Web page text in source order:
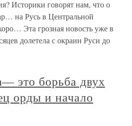
Историки говорят нам, что о
на Русь в Центральной
Эта грозная новость уже в
долетела с окраин Руси до
это борьба двух
орды и начало